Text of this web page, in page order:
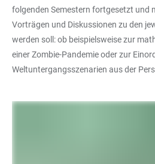
folgenden Semestern fortgesetzt und
Vorträgen und Diskussionen zu den
werden soll: ob beispielsweise zur
einer Zombie-Pandemie oder zur
Weltuntergangsszenarien aus der